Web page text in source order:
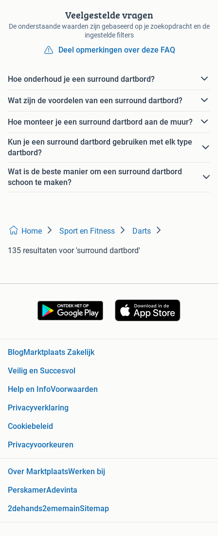
Veelgestelde vragen
De onderstaande waarden zijn gebaseerd op je zoekopdracht en de
ingestelde filters
Deel opmerkingen over deze FAQ
Hoe onderhoud je een surround dartbord?
Wat zijn de voordelen van een surround dartbord?
Hoe monteer je een surround dartbord aan de muur?
Kun je een surround dartbord gebruiken met elk type
dartbord?
Wat is de beste manier om een surround dartbord
schoon te maken?
Home Sport en Fitness Darts
135 resultaten voor 'surround dartbord'
BlogMarktplaats Zakelijk
Veilig en Succesvol
Help en InfoVoorwaarden
Privacyverklaring
Cookiebeleid
Privacyvoorkeuren
Over MarktplaatsWerken bij
PerskamerAdevinta
2dehands2ememainSitemap